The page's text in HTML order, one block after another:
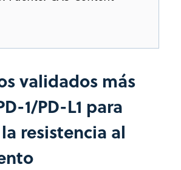
validados más
1/PD-L1 para
resistencia al